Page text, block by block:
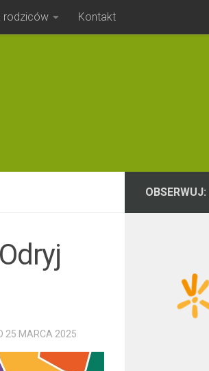
rodziców Kontakt
25 MARCA 2025
OBSERWUJ: